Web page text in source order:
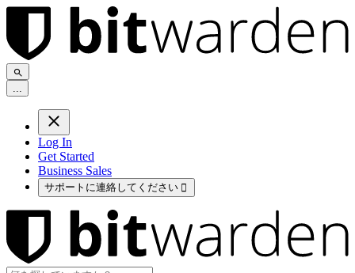
...
Log In
Get Started
Business Sales
サポートに連絡してください 